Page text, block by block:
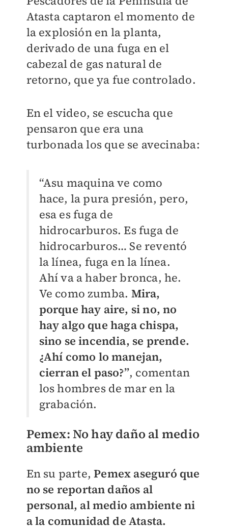
Atasta captaron el momento de
la explosión en la planta,
derivado de una fuga en el
cabezal de gas natural de
retorno, que ya fue controlado.
En el video, se escucha que
pensaron que era una
turbonada los que se avecinaba:
“Asu maquina ve como
hace, la pura presión, pero,
esa es fuga de
hidrocarburos. Es fuga de
hidrocarburos… Se reventó
la línea, fuga en la línea.
Ahí va a haber bronca, he.
Ve como zumba. Mira,
porque hay aire, si no, no
hay algo que haga chispa,
sino se incendia, se prende.
¿Ahí como lo manejan,
cierran el paso?”, comentan
los hombres de mar en la
grabación.
Pemex: No hay daño al medio
ambiente
En su parte,Pemex aseguró que
no se reportan daños al
personal, al medio ambiente ni
a la comunidad de Atasta.